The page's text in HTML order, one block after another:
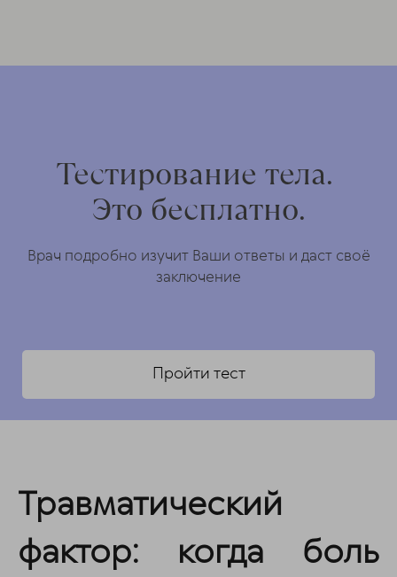
Тестирование тела.
Это бесплатно.
Врач подробно изучит Ваши ответы и даст своё
заключение
Пройти тест
Травматический
фактор: когда боль